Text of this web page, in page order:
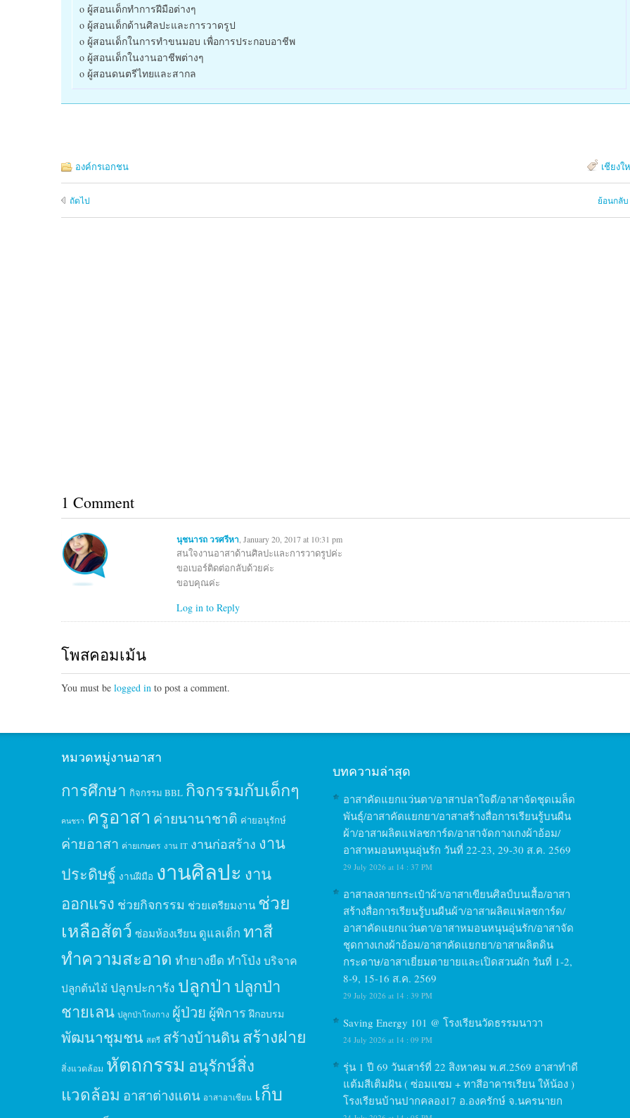
o ผู้สอนเด็กทำการฝีมือต่างๆ
o ผู้สอนเด็กด้านศิลปะและการวาดรูป
o ผู้สอนเด็กในการทำขนมอบ เพื่อการประกอบอาชีพ
o ผู้สอนเด็กในงานอาชีพต่างๆ
o ผู้สอนดนตรีไทยและสากล
องค์กรเอกชน เชียงใ
ถัดไป ย้อนกลับ
1 Comment
นุชนารถ วรศรีหา , January 20, 2017 at 10:31 pm
สนใจงานอาสาด้านศิลปะและการวาดรูปค่ะ
ขอเบอร์ติดต่อกลับด้วยค่ะ
ขอบคุณค่ะ
Log in to Reply
โพสคอมเม้น
You must be logged in to post a comment.
หมวดหมู่งานอาสา
การศึกษา กิจกรรม BBL กิจกรรมกับเด็กๆ
คนชรา ครูอาสา ค่ายนานาชาติ ค่ายอนุรักษ์
ค่ายอาสา ค่ายเกษตร งาน IT งานก่อสร้าง งาน
ประดิษฐ์ งานฝีมือ งานศิลปะ งาน
ออกแรง ช่วยกิจกรรม ช่วยเตรียมงาน ช่วย
เหลือสัตว์ ซ่อมห้องเรียน ดูแลเด็ก ทาสี
ทำความสะอาด ทำยางยืด ทำโป่ง บริจาค
ปลูกต้นไม้ ปลูกปะการัง ปลูกป่า ปลูกป่า
ชายเลน ปลูกป่าโกงกาง ผู้ป่วย ผู้พิการ ฝึกอบรม
พัฒนาชุมชน สตรี สร้างบ้านดินสร้างฝาย
สิ่งแวดล้อม หัตถกรรม อนุรักษ์สิ่ง
แวดล้อม อาสาต่างแดน อาสาอาเซียน เก็บ
บทความล่าสุด
อาสาคัดแยกแว่นตา/อาสาปลาใจดี/อาสาจัดชุดเมล็ด
พันธุ์/อาสาคัดแยกยา/อาสาสร้างสื่อการเรียนรู้บนผืน
ผ้า/อาสาผลิตแฟลชการ์ด/อาสาจัดกางเกงผ้าอ้อม/
อาสาหมอนหนุนอุ่นรัก วันที่ 22-23, 29-30 ส.ค. 2569
29 July 2026 at 14 : 37 PM
อาสาลงลายกระเป๋าผ้า/อาสาเขียนศิลป์บนเสื้อ/อาสา
สร้างสื่อการเรียนรู้บนผืนผ้า/อาสาผลิตแฟลชการ์ด/
อาสาคัดแยกแว่นตา/อาสาหมอนหนุนอุ่นรัก/อาสาจัด
ชุดกางเกงผ้าอ้อม/อาสาคัดแยกยา/อาสาผลิตดิน
กระดาษ/อาสาเยี่ยมตายายและเปิดสวนผัก วันที่ 1-2,
8-9, 15-16 ส.ค. 2569
29 July 2026 at 14 : 39 PM
Saving Energy 101 @ โรงเรียนวัดธรรมนาวา
24 July 2026 at 14 : 09 PM
รุ่น 1 ปี 69 วันเสาร์ที่ 22 สิงหาคม พ.ศ.2569 อาสาทำดี
แต้มสีเติมฝัน ( ซ่อมแซม + ทาสีอาคารเรียน ให้น้อง )
โรงเรียนบ้านปากคลอง17 อ.องครักษ์ จ.นครนายก